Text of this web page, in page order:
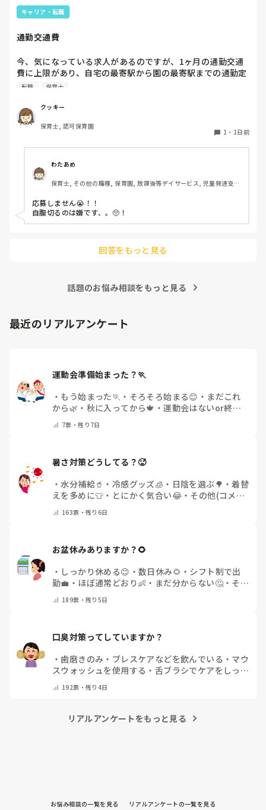
雨遊び、氷遊び、など間食遊びをたくさん行っています。
す！いつもと違うおもちゃ、室内に興味津々です！
キャリア・転職
通勤交通費
今、気になっている求人があるのですが、1ヶ月の通勤交通
費に上限があり、自宅の最寄駅から園の最寄駅までの通勤定
期代が5,000円ほどオーバーします
私としてはなかなか大きい金額なので、この時点で応募を迷
っているのですが、皆さんならどうしますか？
転職 保育士
クッキー
保育士, 認可保育園
1 ・ 1日前
わたあめ
保育士, その他の職種, 保育園, 放課後等デイサービス, 児童発達支援
応募しません😭！！
自腹切るのは嫌です、。🥺！
回答をもっと見る
話題のお悩み相談をもっと見る
最近のリアルアンケート
運動会準備始まった？🏃
・ もう始まった🏃 ・ そろそろ始まる😊 ・ まだこれ
から🌿 ・ 秋に入ってから🍁 ・運動会はないor終わ
7票・残り7日
暑さ対策どうしてる？🥵
・水分補給🥤 ・ 冷感グッズ🧊 ・ 日陰を選ぶ🌳 ・着替
えを多めに👕 ・ とにかく気合い😂・ その他(コメン
163票・残り6日
お盆休みありますか？🌻
・ しっかり休める😊 ・ 数日休み🌻 ・ シフト制で出
勤💼 ・ ほぼ通常どおり👶 ・ まだ分からない🤔・ その
189票・残り5日
口臭対策ってしていますか？
・歯磨きのみ ・ ブレスケアなどを飲んでいる ・ マウ
スウォッシュを使用する ・ 舌ブラシでケアをしっか
の他(コメントで教えて下さい)
192票・残り4日
リアルアンケートをもっと見る
お悩み相談の一覧を見る リアルアンケートの一覧を見る